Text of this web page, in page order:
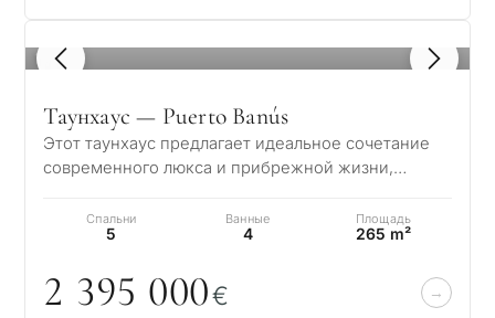
1 / 8
Таунхаус — Puerto Banús
Этот таунхаус предлагает идеальное сочетание
современного люкса и прибрежной жизни,
Спальни
5
Ванные
4
Площадь
265 m²
2 395 000€